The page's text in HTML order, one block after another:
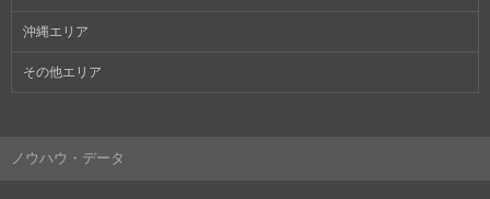
沖縄エリア
その他エリア
ノウハウ・データ